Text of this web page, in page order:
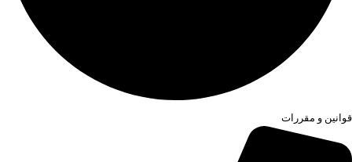
قوانین و مقررات